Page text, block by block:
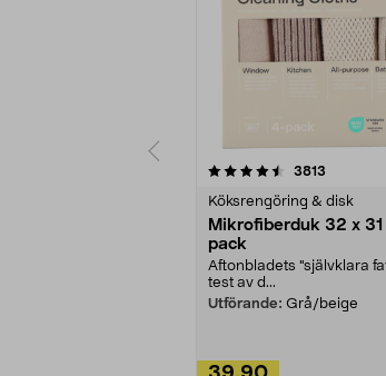
3813
Köksrengöring & disk
Mikrofiberduk 32 x
pack
Aftonbladets "självklara
test av d...
Utförande: Grå/beige
4.0av 5 stjärnor